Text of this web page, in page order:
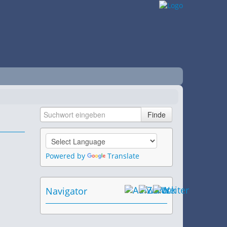
Powered by Translate
Navigator